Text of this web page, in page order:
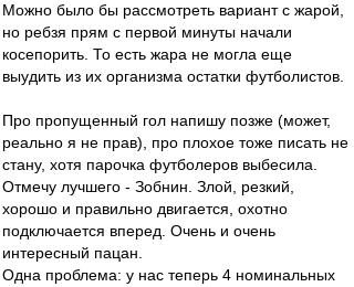
Можно было бы рассмотреть вариант с жарой,
но ребзя прям с первой минуты начали
косепорить. То есть жара не могла еще
выудить из их организма остатки футболистов.
Про пропущенный гол напишу позже (может,
реально я не прав), про плохое тоже писать не
стану, хотя парочка футболеров выбесила.
Отмечу лучшего - Зобнин. Злой, резкий,
хорошо и правильно двигается, охотно
подключается вперед. Очень и очень
интересный пацан.
Одна проблема: у нас теперь 4 номинальных